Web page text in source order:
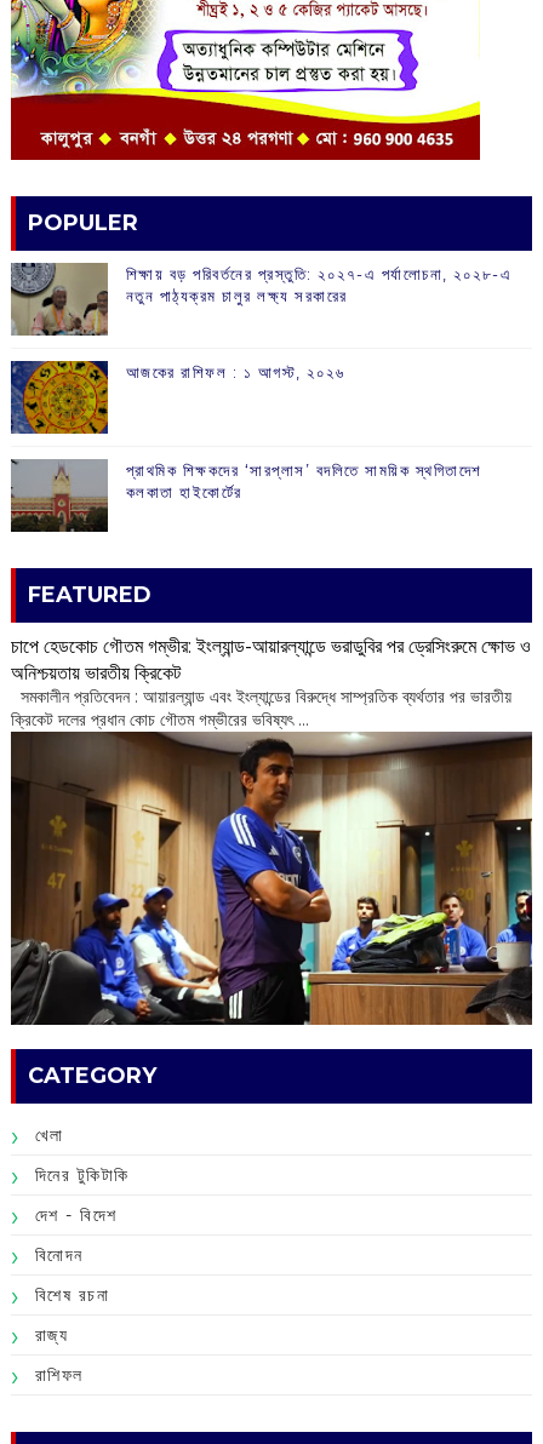
POPULER
শিক্ষায় বড় পরিবর্তনের প্রস্তুতি: ২০২৭-এ পর্যালোচনা, ২০২৮-এ
নতুন পাঠ্যক্রম চালুর লক্ষ্য সরকারের
আজকের রাশিফল :‌ ‌‌১ আগস্ট, ২০২৬
প্রাথমিক শিক্ষকদের ‘সারপ্লাস’ বদলিতে সাময়িক স্থগিতাদেশ
কলকাতা হাইকোর্টের
FEATURED
চাপে হেডকোচ গৌতম গম্ভীর: ইংল্যান্ড-আয়ারল্যান্ডে ভরাডুবির পর ড্রেসিংরুমে ক্ষোভ ও
অনিশ্চয়তায় ভারতীয় ক্রিকেট
‌ সমকালীন প্রতিবেদন : আয়ারল্যান্ড এবং ইংল্যান্ডের বিরুদ্ধে সাম্প্রতিক ব্যর্থতার পর ভারতীয়
ক্রিকেট দলের প্রধান কোচ গৌতম গম্ভীরের ভবিষ্যৎ ...
CATEGORY
খেলা
দিনের টুকিটাকি
দেশ - বিদেশ
বিনোদন
বিশেষ রচনা
রাজ্য
রাশিফল